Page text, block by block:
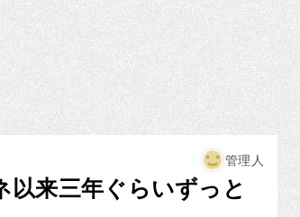
管理人
来三年ぐらいずっと